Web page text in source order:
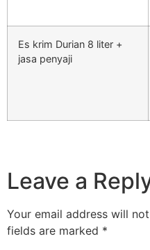
Es krim Durian 8 liter +
jasa penyaji
Leave a
Your email address will
fields are marked *